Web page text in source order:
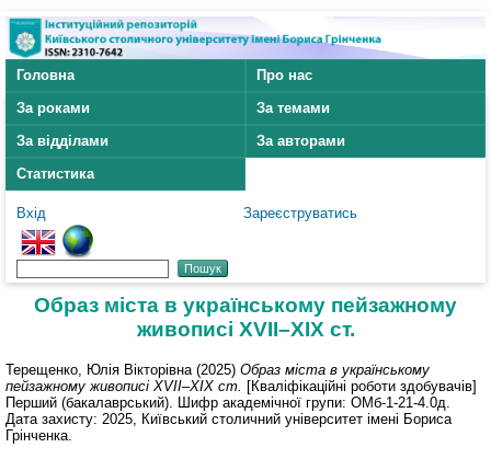
Головна
Про нас
За роками
За темами
За відділами
За авторами
Статистика
Вхід Зареєструватись
Образ міста в українському пейзажному
живописі XVII–XIX ст.
Терещенко, Юлія Вікторівна (2025) Образ міста в українському
пейзажному живописі XVII–XIX ст.
[Кваліфікаційні роботи здобувачів]
Перший (бакалаврський). Шифр академічної групи: ОМб-1-21-4.0д.
Дата захисту: 2025, Київський столичний університет імені Бориса
Грінченка.